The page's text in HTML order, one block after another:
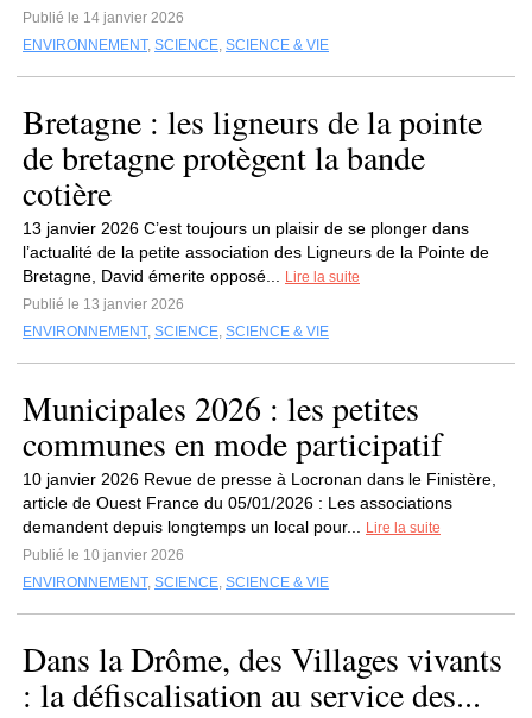
Publié le 14 janvier 2026
ENVIRONNEMENT, SCIENCE, SCIENCE & VIE
Bretagne : les ligneurs de la pointe
de bretagne protègent la bande
cotière
13 janvier 2026 C’est toujours un plaisir de se plonger dans
l’actualité de la petite association des Ligneurs de la Pointe de
Bretagne, David émerite opposé...
Lire la suite
Publié le 13 janvier 2026
ENVIRONNEMENT, SCIENCE, SCIENCE & VIE
Municipales 2026 : les petites
communes en mode participatif
10 janvier 2026 Revue de presse à Locronan dans le Finistère,
article de Ouest France du 05/01/2026 : Les associations
demandent depuis longtemps un local pour...
Lire la suite
Publié le 10 janvier 2026
ENVIRONNEMENT, SCIENCE, SCIENCE & VIE
Dans la Drôme, des Villages vivants
: la défiscalisation au service des...